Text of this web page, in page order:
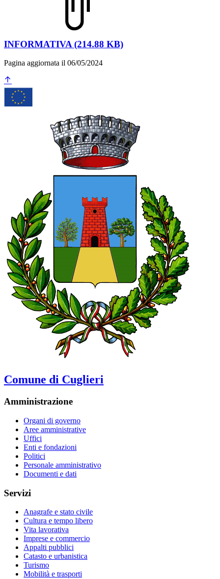
INFORMATIVA (214.88 KB)
Pagina aggiornata il 06/05/2024
Comune di Cuglieri
Amministrazione
Organi di governo
Aree amministrative
Uffici
Enti e fondazioni
Politici
Personale amministrativo
Documenti e dati
Servizi
Anagrafe e stato civile
Cultura e tempo libero
Vita lavorativa
Imprese e commercio
Appalti pubblici
Catasto e urbanistica
Turismo
Mobilità e trasporti